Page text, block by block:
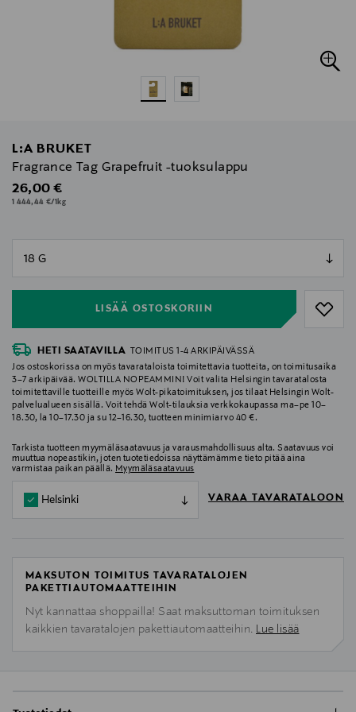
L:A BRUKET
Fragrance Tag Grapefruit -tuoksulappu
Original Price
26,00 €
1 444,44 €/1kg
LISÄÄ OSTOSKORIIN
HETI SAATAVILLA
TOIMITUS 1-4 ARKIPÄIVÄSSÄ
Jos ostoskorissa on myös tavarataloista toimitettavia tuotteita, on toimitusaika
3–7 arkipäivää. WOLTILLA NOPEAMMIN! Voit valita Helsingin tavaratalosta
toimitettaville tuotteille myös Wolt-pikatoimituksen, jos tilaat Helsingin Wolt-
palvelualueen sisällä. Voit tehdä Wolt-tilauksia verkkokaupassa ma–pe 10–
18.30, la 10–17.30 ja su 12–16.30, tuotteen minimiarvo 40 €.
Tarkista tuotteen myymäläsaatavuus ja varausmahdollisuus alta. Saatavuus voi
muuttua nopeastikin, joten tuotetiedoissa näyttämämme tieto pitää aina
varmistaa paikan päällä. Myymäläsaatavuus
Helsinki VARAA TAVARATALOON
MAKSUTON TOIMITUS TAVARATALOJEN
PAKETTIAUTOMAATTEIHIN
Nyt kannattaa shoppailla! Saat maksuttoman toimituksen
kaikkien tavaratalojen pakettiautomaatteihin. Lue lisää